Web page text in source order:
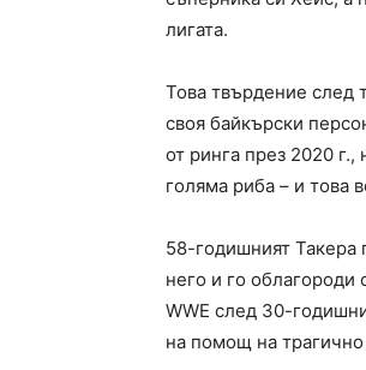
лигата.
Това твърдение след
своя байкърски
от ринга през 2020
голяма риба – и това
58-годишният Такера
него и го облагороди
WWE след 30-
на помощ на трагично